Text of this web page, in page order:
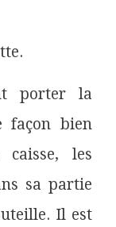
porter la
bien
les
sa partie
Il est